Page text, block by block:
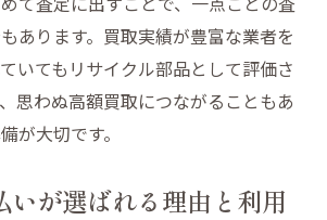
あります。買取実績が豊富な業者を
いてもリサイクル部品として評価さ
思わぬ高額買取につながることもあ
が大切です。
いが選ばれる理由と利用